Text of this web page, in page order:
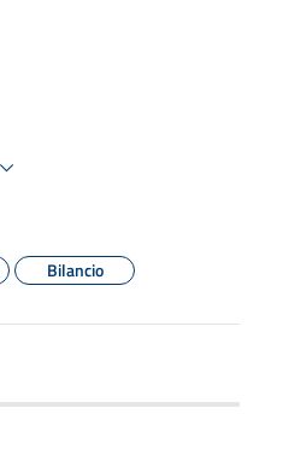
Bilancio